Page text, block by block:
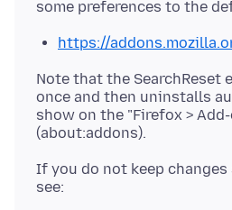
https://
Note that the SearchReset
once and then uninstalls
show on the "Firefox >
If you do not keep